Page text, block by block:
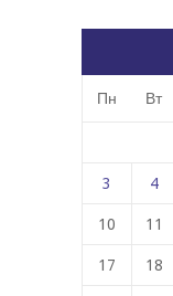
Пн Вт
3 4
10 11
17 18